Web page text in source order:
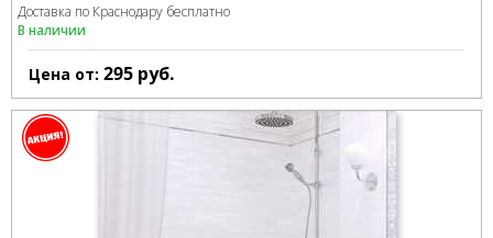
Доставка по Краснодару бесплатно
В наличии
Цена от: 295 руб.